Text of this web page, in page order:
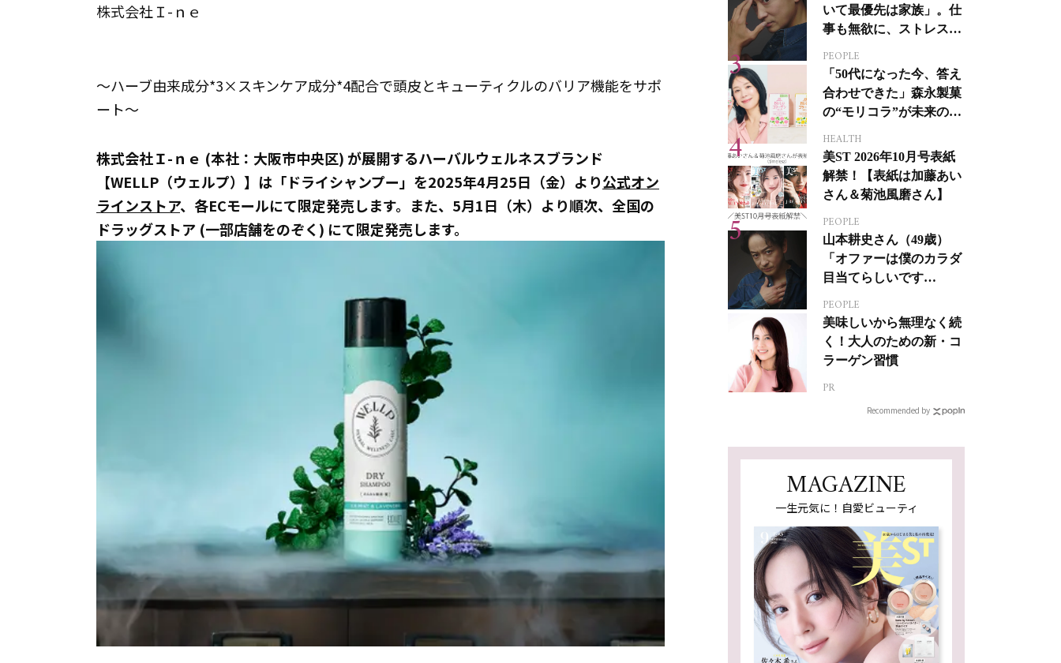
株式会社Ｉ-ｎｅ
～ハーブ由来成分*3×スキンケア成分*4配合で頭皮とキューティクルのバリア機能をサポ
ート～
株式会社Ｉ-ｎｅ (本社：大阪市中央区) が展開するハーバルウェルネスブランド
【WELLP（ウェルプ）】は「ドライシャンプー」を2025年4月25日（金）より公式オン
ラインストア、各ECモールにて限定発売します。また、5月1日（木）より順次、全国の
ドラッグストア (一部店舗をのぞく) にて限定発売します。
いて最優先は家族」。仕
事も無欲に、ストレスを
PEOPLE
「50代になった今、答え
合わせできた」森永製菓
の“モリコラ”が未来のキ
HEALTH
美ST 2026年10月号表紙
解禁！【表紙は加藤あい
さん＆菊池風磨さん】
PEOPLE
山本耕史さん（49歳）
「オファーは僕のカラダ
目当てらしいです
ジカルへの挑戦
PEOPLE
美味しいから無理なく続
く！大人のための新・コ
ラーゲン習慣
PR
Recommended by
MAGAZINE
一生元気に！自愛ビューティ